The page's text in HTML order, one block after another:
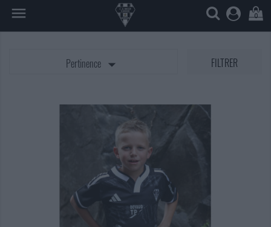
 0
Pertinence  FILTRER